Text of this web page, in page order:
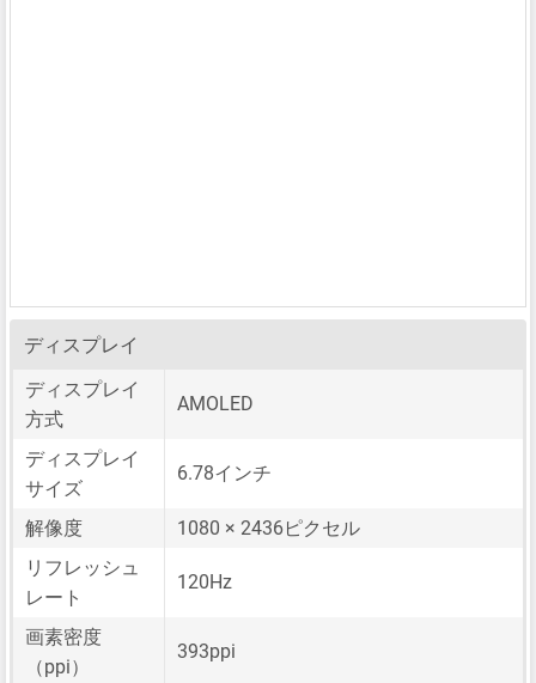
ディスプレイ
ディスプレイ
方式
AMOLED
ディスプレイ
サイズ
6.78インチ
解像度
1080 × 2436ピクセル
リフレッシュ
レート
120Hz
画素密度
（ppi）
393ppi